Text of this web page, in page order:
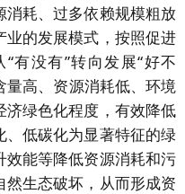
耗、过多依赖规模粗放
的发展模式，按照促进
有没有”转向发展“好不
量高、资源消耗低、环境
绿色化程度，有效降低
低碳化为显著特征的绿
能等降低资源消耗和污
生态破坏，从而形成资